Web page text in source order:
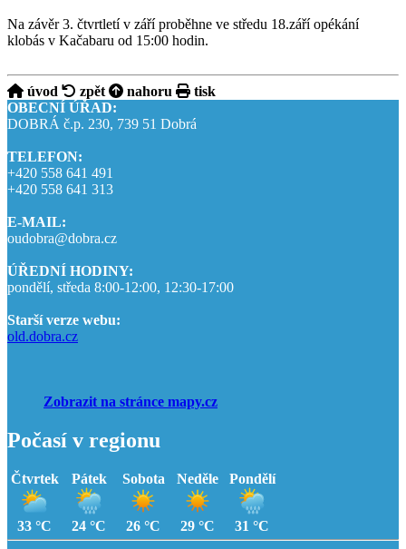
Na závěr 3. čtvrtletí v září proběhne ve středu 18.září opékání
klobás v Kačabaru od 15:00 hodin.
úvod zpět nahoru
tisk
OBECNÍ ÚŘAD:
DOBRÁ č.p. 230, 739 51 Dobrá
TELEFON:
+420 558 641 491
+420 558 641 313
E-MAIL:
oudobra@dobra.cz
ÚŘEDNÍ HODINY:
pondělí, středa 8:00-12:00, 12:30-17:00
Starší verze webu:
old.dobra.cz
Zobrazit na stránce mapy.cz
Počasí v regionu
Čtvrtek
33 °C
Pátek
24 °C
Sobota
26 °C
Neděle
29 °C
Pondělí
31 °C